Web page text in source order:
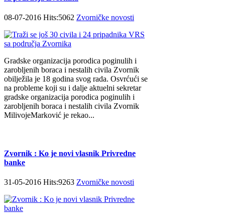
08-07-2016 Hits:5062 Zvorničke novosti
Gradske organizacija porodica poginulih i
zarobljenih boraca i nestalih civila Zvornik
obilježila je 18 godina svog rada. Osvrćući se
na probleme koji su i dalje aktuelni sekretar
gradske organizacija porodica poginulih i
zarobljenih boraca i nestalih civila Zvornik
MilivojeMarković je rekao...
Zvornik : Ko je novi vlasnik Privredne
banke
31-05-2016 Hits:9263 Zvorničke novosti